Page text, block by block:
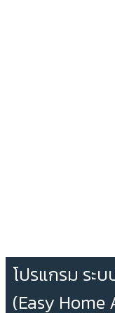
โปรแกรม ระ
(Easy